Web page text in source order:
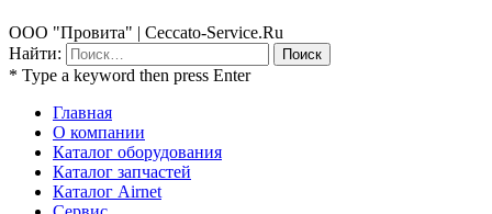
ООО "Провита" | Ceccato-Service.Ru
Найти:
* Type a keyword then press Enter
Главная
О компании
Каталог оборудования
Каталог запчастей
Каталог Airnet